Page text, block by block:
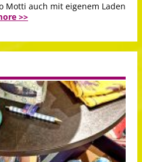
Motti auch mit eigenem Laden
>>